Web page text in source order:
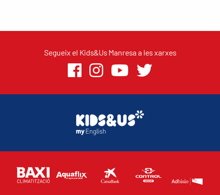
Segueix el Kids&Us Manresa a les xarxes